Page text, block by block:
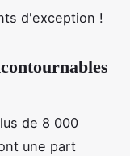
d'exception !
de 8 000
une part